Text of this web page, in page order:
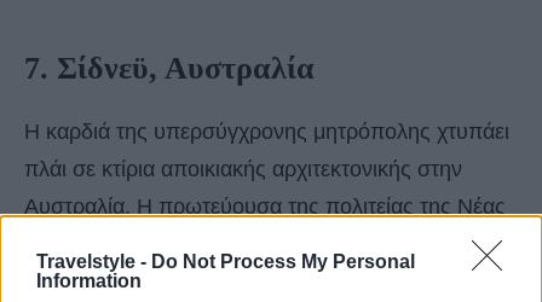
Travelstyle - Do Not Process My Personal
Information
7. Σίδνεϋ, Αυστραλία
Η καρδιά της υπερσύγχρονης μητρόπολης χτυπάει
πλάι σε κτίρια αποικιακής αρχιτεκτονικής στην
Αυστραλία. Η πρωτεύουσα της πολιτείας της Νέας
Νότιας Ουαλίας είναι χτισμένη στο νοτιοανατολικό
άκρο της χώρας και αποτελεί τη μεγαλύτερη και